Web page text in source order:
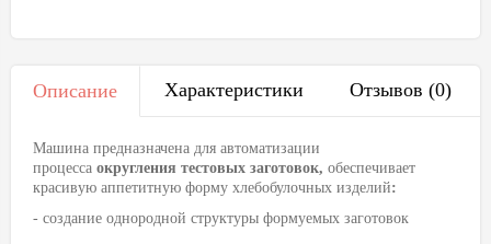
Описание Характеристики Отзывов (0)
Машина предназначена для автоматизации
процесса округления тестовых заготовок, обеспечивает
красивую аппетитную форму хлебобулочных изделий:
- создание однородной структуры формуемых заготовок